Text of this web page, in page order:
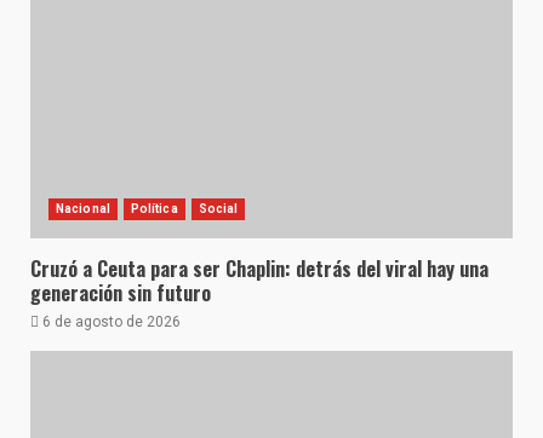
Nacional Política Social
Cruzó a Ceuta para ser Chaplin: detrás del viral hay una
generación sin futuro
6 de agosto de 2026